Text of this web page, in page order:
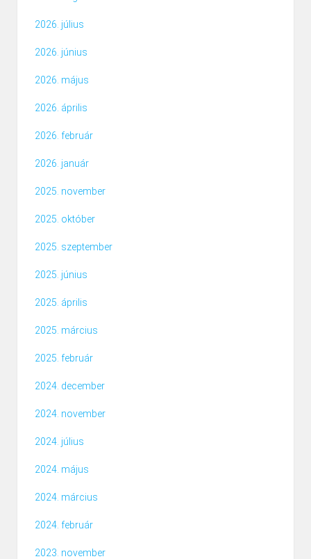
2026. július
2026. június
2026. május
2026. április
2026. február
2026. január
2025. november
2025. október
2025. szeptember
2025. június
2025. április
2025. március
2025. február
2024. december
2024. november
2024. július
2024. május
2024. március
2024. február
2023. november